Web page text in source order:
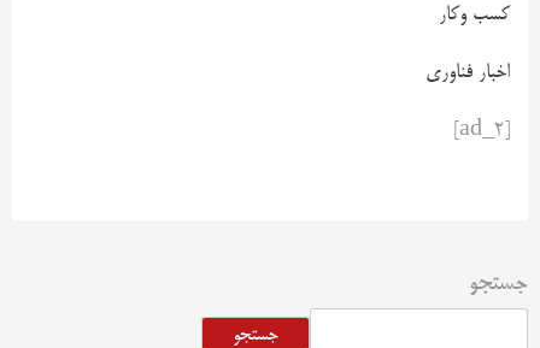
کسب وکار
اخبار فناوری
جستجو
جستجو